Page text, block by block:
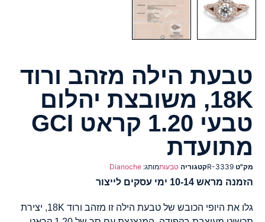
טבעת הילה מזהב ורוד
18K, משובצת יהלום
טבעי 1.20 קראט GCI
מתועדת
מק"ט R-3339קטגוריה טבעותמותג: Dianoche
הזמנה מראש 10-14 ימי עסקים לייצור
גלו את היופי הכובש של טבעת הילה זו מזהב ורוד 18K, יצירת